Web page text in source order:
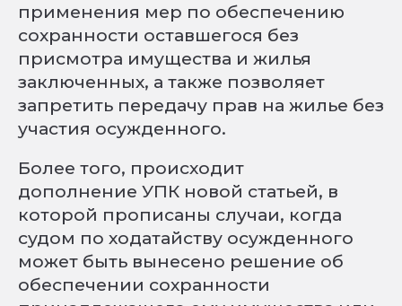
применения мер по обеспечению
сохранности оставшегося без
присмотра имущества и жилья
заключенных, а также позволяет
запретить передачу прав на жилье без
участия осужденного.
Более того, происходит
дополнение УПК новой статьей, в
которой прописаны случаи, когда
судом по ходатайству осужденного
может быть вынесено решение об
обеспечении сохранности